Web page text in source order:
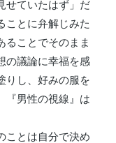
せていたはず」だ
ことに弁解じみた
ることでそのまま
の議論に幸福を感
りし、好みの服を
『男性の視線』は
ことは自分で決め